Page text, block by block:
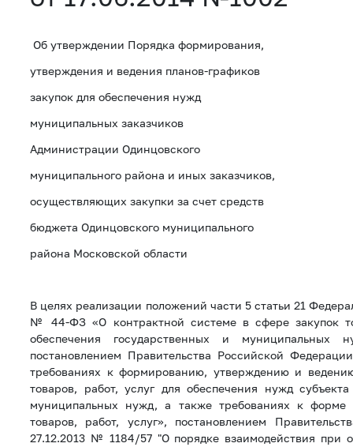
Об утверждении Порядка формирования,
утверждения и ведения планов-графиков
закупок для обеспечения нужд
муниципальных заказчиков
Администрации Одинцовского
муниципального района и иных заказчиков,
осуществляющих закупки за счет средств
бюджета Одинцовского муниципального
района Московской области
В целях реализации положений части 5 статьи 21
№ 44-ФЗ «О контрактной системе в сфере закупок
обеспечения государственных и муниципальных
постановлением Правительства Российской
требованиях к формированию, утверждению и
товаров, работ, услуг для обеспечения нужд
муниципальных нужд, а также требованиях к форме
товаров, работ, услуг», постановлением
27.12.2013 № 1184/57 "О порядке взаимодействия при